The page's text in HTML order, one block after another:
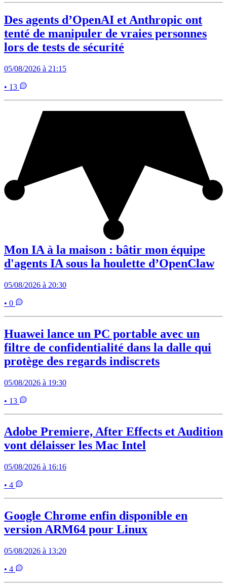
Des agents d’OpenAI et Anthropic ont
tenté de manipuler de vraies personnes
lors de tests de sécurité
05/08/2026 à 21:15
• 13
Mon IA à la maison : bâtir mon équipe
d'agents IA sous la houlette d’OpenClaw
05/08/2026 à 20:30
• 0
Huawei lance un PC portable avec un
filtre de confidentialité dans la dalle qui
protège des regards indiscrets
05/08/2026 à 19:30
• 13
Adobe Premiere, After Effects et Audition
vont délaisser les Mac Intel
05/08/2026 à 16:16
• 4
Google Chrome enfin disponible en
version ARM64 pour Linux
05/08/2026 à 13:20
• 4